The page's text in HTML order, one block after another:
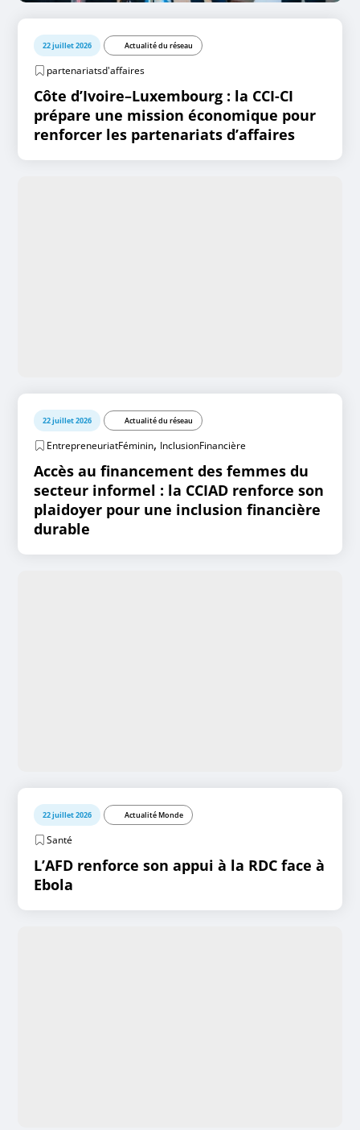
22 juillet 2026 Actualité du réseau
partenariatsd'affaires
Côte d’Ivoire–Luxembourg : la CCI-CI
prépare une mission économique pour
renforcer les partenariats d’affaires
22 juillet 2026 Actualité du réseau
EntrepreneuriatFéminin, InclusionFinancière
Accès au financement des femmes du
secteur informel : la CCIAD renforce son
plaidoyer pour une inclusion financière
durable
22 juillet 2026 Actualité Monde
Santé
L’AFD renforce son appui à la RDC face à
Ebola